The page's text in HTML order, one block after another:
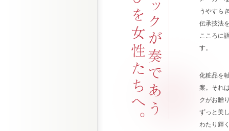
うやすら
伝承技法
こころに
す。
化粧品を
案。それ
クがお贈
ずっと美
わたり輝